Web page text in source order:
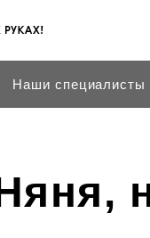
Наши специалисты